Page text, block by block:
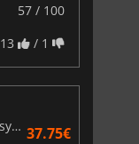
57 / 100
13 / 1
Assassin's Creed Black Flag Resynced 37.75€